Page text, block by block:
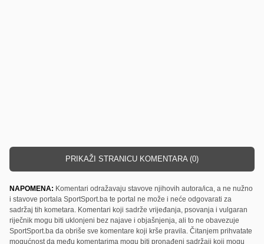
PRIKAŽI STRANICU KOMENTARA (0)
NAPOMENA: Komentari odražavaju stavove njihovih autora/ica, a ne nužno
i stavove portala SportSport.ba te portal ne može i neće odgovarati za
sadržaj tih kometara. Komentari koji sadrže vrijeđanja, psovanja i vulgaran
riječnik mogu biti uklonjeni bez najave i objašnjenja, ali to ne obavezuje
SportSport.ba da obriše sve komentare koji krše pravila. Čitanjem prihvatate
mogućnost da među komentarima mogu biti pronađeni sadržaji koji mogu